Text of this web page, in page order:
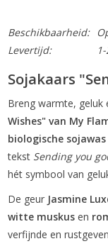
Beschikbaarheid:
Levertijd:
Sojakaars
Breng warmte, geluk
Wishes" van My
biologische sojawas
tekst Sending you
hét symbool van
De geur Jasmine
witte muskusen
verfijnde en